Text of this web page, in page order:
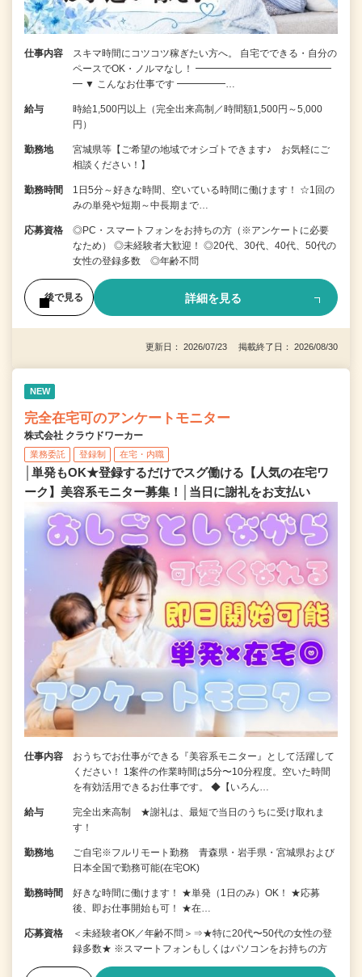
仕事内容
スキマ時間にコツコツ稼ぎたい方へ。 自宅でできる・自分の
ペースでOK・ノルマなし！ ━━━━━━━━━━━━━━
━ ▼ こんなお仕事です ━━━━━…
給与
時給1,500円以上（完全出来高制／時間額1,500円～5,000
円）
勤務地
宮城県等【ご希望の地域でオシゴトできます♪ お気軽にご
相談ください！】
勤務時間
1日5分～好きな時間、空いている時間に働けます！ ☆1回の
みの単発や短期～中長期まで…
応募資格
◎PC・スマートフォンをお持ちの方（※アンケートに必要
なため） ◎未経験者大歓迎！ ◎20代、30代、40代、50代の
女性の登録多数 ◎年齢不問
後で見る 詳細を見る
更新日： 2026/07/23 掲載終了日： 2026/08/30
NEW
完全在宅可のアンケートモニター
株式会社 クラウドワーカー
業務委託 登録制 在宅・内職
│単発もOK★登録するだけでスグ働ける【人気の在宅ワ
ーク】美容系モニター募集！│当日に謝礼をお支払い
仕事内容
おうちでお仕事ができる『美容系モニター』として活躍して
ください！ 1案件の作業時間は5分〜10分程度。空いた時間
を有効活用できるお仕事です。 ◆【いろん…
給与
完全出来高制 ★謝礼は、最短で当日のうちに受け取れま
す！
勤務地
ご自宅※フルリモート勤務 青森県・岩手県・宮城県および
日本全国で勤務可能(在宅OK)
勤務時間
好きな時間に働けます！ ★単発（1日のみ）OK！ ★応募
後、即お仕事開始も可！ ★在…
応募資格
＜未経験者OK／年齢不問＞⇒★特に20代〜50代の女性の登
録多数★ ※スマートフォンもしくはパソコンをお持ちの方